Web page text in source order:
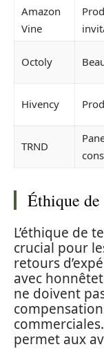
Amazon
Vine
Octoly
Hivency
TRND
Éthique de
L’éthique de
crucial pour
retours
avec
ne doivent
permet aux